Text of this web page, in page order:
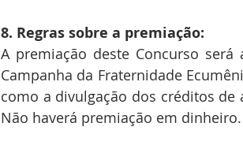
8. Regras sobre a premiação:
A premiação deste Concurso
Campanha da Fraternidade
como a divulgação dos créditos
Não haverá premiação em dinheiro.